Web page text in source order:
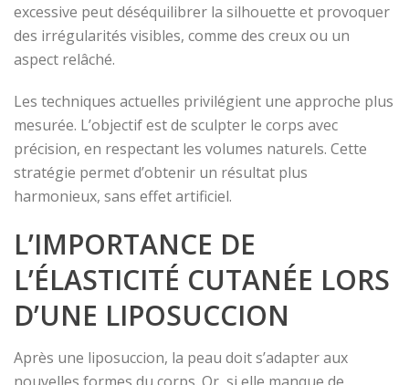
excessive peut déséquilibrer la silhouette et provoquer
des irrégularités visibles, comme des creux ou un
aspect relâché.
Les techniques actuelles privilégient une approche plus
mesurée. L’objectif est de sculpter le corps avec
précision, en respectant les volumes naturels. Cette
stratégie permet d’obtenir un résultat plus
harmonieux, sans effet artificiel.
L’IMPORTANCE DE
L’ÉLASTICITÉ CUTANÉE LORS
D’UNE LIPOSUCCION
Après une liposuccion, la peau doit s’adapter aux
nouvelles formes du corps. Or, si elle manque de